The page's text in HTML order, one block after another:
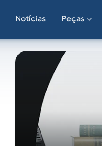
Notícias Peças